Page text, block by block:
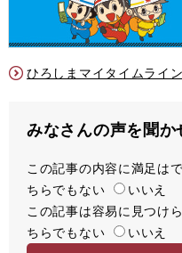
ひろしまマイタイムライン
みなさんの声を聞か
満
足
度
この記事の内容に満足は
ちらでもない
いいえ
容
易
この記事は容易に見つけ
ちらでもない
いいえ